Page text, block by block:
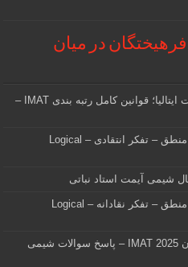
در میان
نحوه رتبه بندی داوطلبان در آزمون آیمت ایتالیا؛ قوانین کامل رتبه بندی IMAT –
نمونه سوالات آیمت ایتالیا – استدلال و منطق – تفکر انتقادی – Logical
شیمی آیمت استاد نباتی
نمونه سوالات آیمت ایتالیا – استدلال و منطق – تفکر نقادانه – Logical
پاسخ سوالات آیمت ۲۰۲۵ ایتالیا – آزمون IMAT 2025 – پاسخ سوالات شیمی